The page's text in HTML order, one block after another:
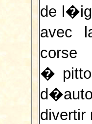
de
avec
�